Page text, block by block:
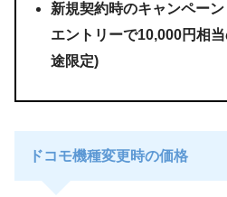
新規契約時のキャンペー
エントリーで10,000円相
途限定)
ドコモ機種変更時の価格